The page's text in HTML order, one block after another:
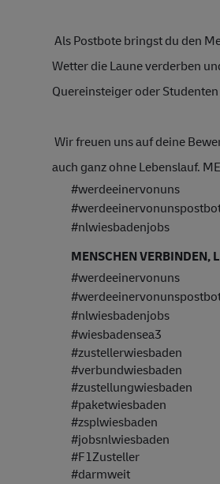
Als Postbote bringst du den
Wetter die Laune verderben
Quereinsteiger oder
Wir freuen uns auf deine
auch ganz ohne Lebenslauf.
#werdeeinervonuns
#nlwiesbadenjobs
MENSCHEN VERBINDEN,
#werdeeinervonuns
#nlwiesbadenjobs
#wiesbadensea3
#zustellerwiesbaden
#verbundwiesbaden
#zustellungwiesbaden
#paketwiesbaden
#zsplwiesbaden
#jobsnlwiesbaden
#F1Zusteller
#darmweit